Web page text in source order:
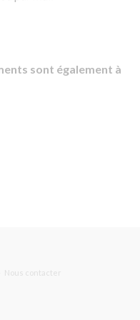
sont également à
Nous contacter